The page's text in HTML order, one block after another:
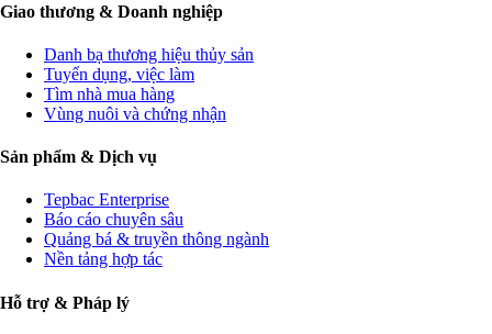
Giao thương & Doanh nghiệp
Danh bạ thương hiệu thủy sản
Tuyển dụng, việc làm
Tìm nhà mua hàng
Vùng nuôi và chứng nhận
Sản phẩm & Dịch vụ
Tepbac Enterprise
Báo cáo chuyên sâu
Quảng bá & truyền thông ngành
Nền tảng hợp tác
Hỗ trợ & Pháp lý